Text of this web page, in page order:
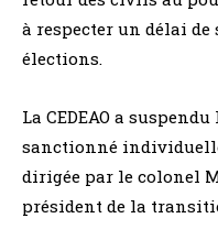
à respecter un délai
élections.
La CEDEAO a
sanctionné
dirigée par le colonel
président de la